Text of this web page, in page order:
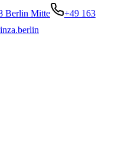
Berlin Mitte
+49 163